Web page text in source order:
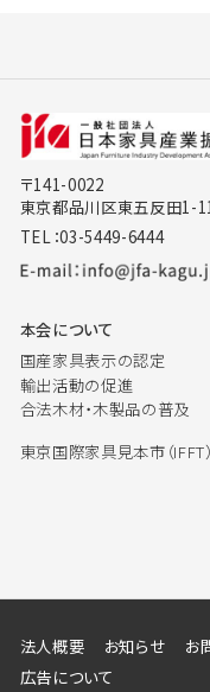
〒141-0022
東京都品川区東五反田1-
TEL：03-5449-6444
本会について
国産家具表示の認定
輸出活動の促進
合法木材・木製品の普及
東京国際家具見本市（IFFT）
法人概要 お知らせ お
広告について